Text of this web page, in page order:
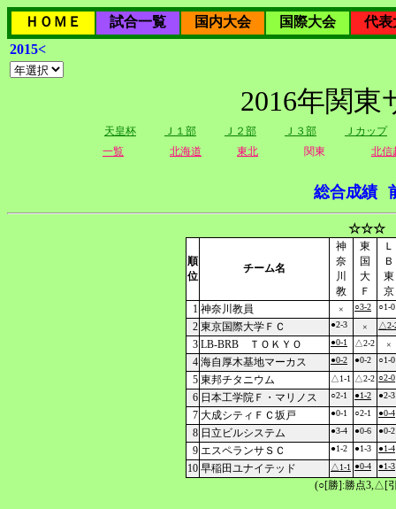
ＨＯＭＥ 試合一覧 国内大会 国際大会
代表
2015<
2016年関
天皇杯 Ｊ１部 Ｊ２部 Ｊ３部
Ｊカップ
一覧
北海道 東北 関東 北信
総合成績
☆☆☆
順
位
チーム名
神
奈
川
教
東
国
大
Ｆ
Ｌ
Ｂ
東
京
1 神奈川教員 × ○3-2 ○1-0
2 東京国際大学ＦＣ ●2-3 × △2-
3 LB-BRB ＴＯＫＹＯ ●0-1 △2-2 ×
4 海自厚木基地マーカス ●0-2 ●0-2 ○1-0
5 東邦チタニウム △1-1 △2-2 ○2-0
6 日本工学院Ｆ・マリノス ○2-1 ●1-2 ●2-3
7 大成シティＦＣ坂戸 ●0-1 ○2-1 ●0-4
8 日立ビルシステム ●3-4 ●0-6 ●0-2
9 エスペランサＳＣ ●1-2 ●1-3 ●1-4
10 早稲田ユナイテッド △1-1 ●0-4 ●1-3
(○[勝]:勝点3,△[